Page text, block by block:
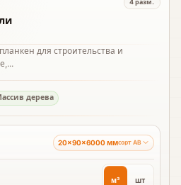
4разм.
для строительства и
дерева
20×90×6000 ммсорт AB
м³ шт